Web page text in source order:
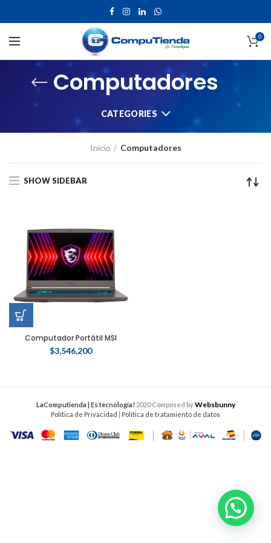
0
Computadores
CATEGORIES
Inicio Computadores
SHOW SIDEBAR
Computador Portátil MSI
$3,546,200
LaComputienda | Es tecnología!2020 Composed byWebsbunny
Política de Privacidad | Política de tratamiento de datos